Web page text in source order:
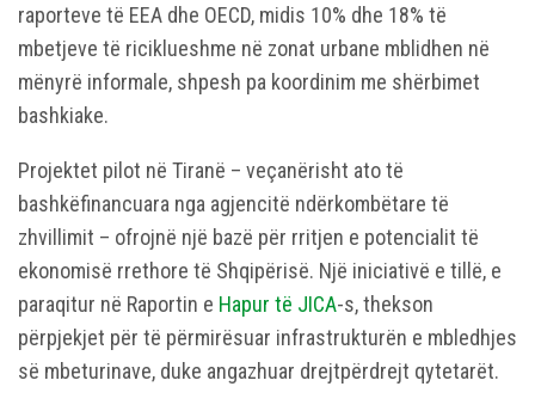
raporteve të EEA dhe OECD, midis 10% dhe 18% të
mbetjeve të riciklueshme në zonat urbane mblidhen në
mënyrë informale, shpesh pa koordinim me shërbimet
bashkiake.
Projektet pilot në Tiranë – veçanërisht ato të
bashkëfinancuara nga agjencitë ndërkombëtare të
zhvillimit – ofrojnë një bazë për rritjen e potencialit të
ekonomisë rrethore të Shqipërisë. Një iniciativë e tillë, e
paraqitur në Raportin e Hapur të JICA-s, thekson
përpjekjet për të përmirësuar infrastrukturën e mbledhjes
së mbeturinave, duke angazhuar drejtpërdrejt qytetarët.